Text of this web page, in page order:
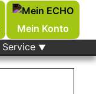
Mein Konto
Service